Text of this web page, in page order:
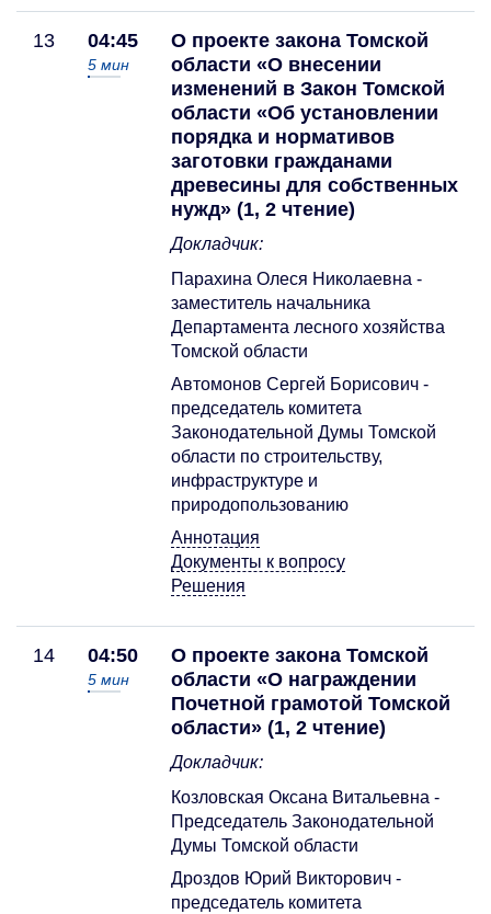
13 04:45
5 мин
О проекте закона Томской
области «О внесении
изменений в Закон Томской
области «Об установлении
порядка и нормативов
заготовки гражданами
древесины для собственных
нужд» (1, 2 чтение)
Докладчик:
Парахина Олеся Николаевна -
заместитель начальника
Департамента лесного хозяйства
Томской области
Автомонов Сергей Борисович -
председатель комитета
Законодательной Думы Томской
области по строительству,
инфраструктуре и
природопользованию
Аннотация
Документы к вопросу
Решения
14 04:50
5 мин
О проекте закона Томской
области «О награждении
Почетной грамотой Томской
области» (1, 2 чтение)
Докладчик:
Козловская Оксана Витальевна -
Председатель Законодательной
Думы Томской области
Дроздов Юрий Викторович -
председатель комитета